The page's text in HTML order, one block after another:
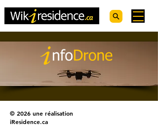
© 2026 une réalisation
iResidence.ca